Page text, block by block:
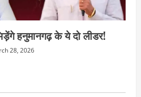
हनुमानगढ़ के ये दो लीडर!
28, 2026